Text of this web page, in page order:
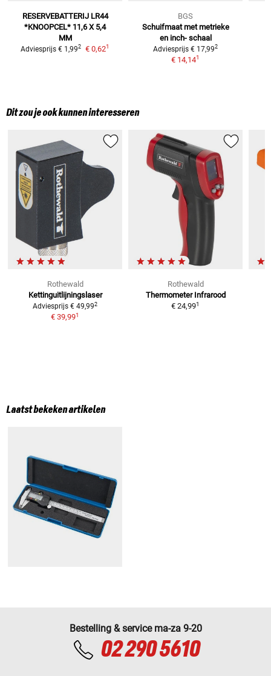
RESERVEBATTERIJ LR44
*KNOOPCEL* 11,6 X 5,4
MM
Adviesprijs € 1,992 € 0,621
BGS
Schuifmaat met metrieke
en inch- schaal
Adviesprijs € 17,992
€ 14,141
Dit zou je ook kunnen interesseren
Rothewald
Kettinguitlijningslaser
Adviesprijs € 49,992
€ 39,991
Rothewald
Thermometer Infrarood
€ 24,991
Laatst bekeken artikelen
Bestelling & service ma-za 9-20
02 290 5610